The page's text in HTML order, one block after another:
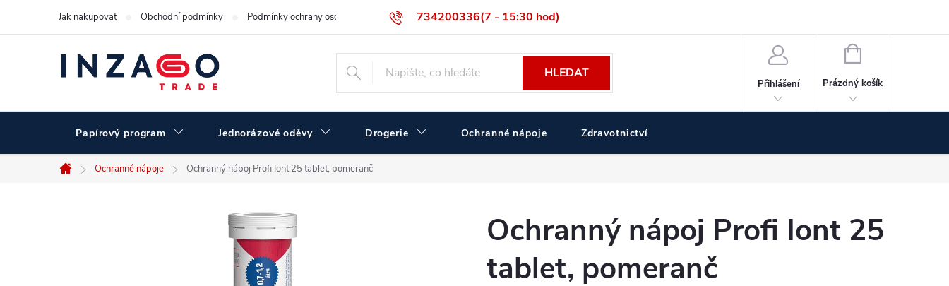
734200336(7 - 15:30 hod)
Jak nakupovat Obchodní podmínky Podmínky ochrany osobních údajů Velikostní tabulka ČERVA Velkoobchodní prodej
HLEDAT
Přihlášení
NÁKUPNÍ
Prázdný košík
Papírový program Jednorázové oděvy Drogerie Ochranné nápoje Zdravotnictví
Domů
Ochranné nápoje Ochranný nápoj Profi Iont 25 tablet, pomeranč
Ochranný nápoj Profi Iont 25
tablet, pomeranč